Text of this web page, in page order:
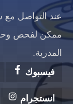
عند التواصل
ممكن لفحص وحل
المدربة.
فيسبوك
انستجرام